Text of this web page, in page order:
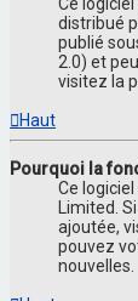
distribué
publié
2.0) et
visitez la
Haut
Pourquoi la
Ce
Limited.
ajoutée,
pouvez
nouvelles.